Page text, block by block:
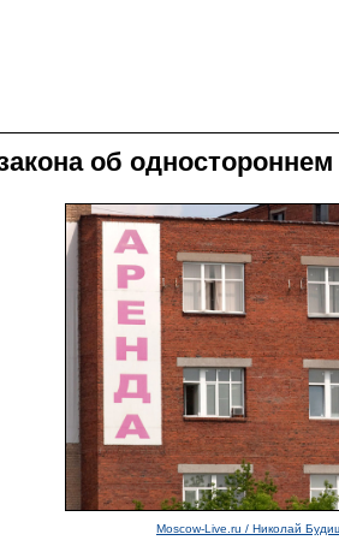
об
Moscow-Live.ru / Николай